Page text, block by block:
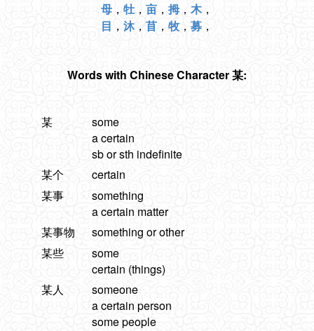
母 ， 牡， 亩 ， 拇， 木，
目 ， 沐， 苜 ， 牧， 募 ，
Words with Chinese Character 某:
某
some
a certain
sb or sth indefinite
某个
certain
某事
something
a certain matter
某事物
something or other
某些
some
certain (things)
某人
someone
a certain person
some people